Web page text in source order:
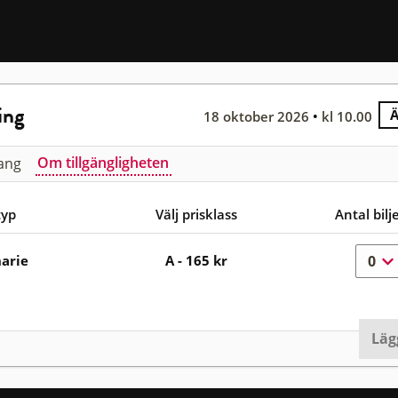
18 oktober 2026 kl 10.00
Om tillgängligheten
Välj prisklass Antal
Välj prisklass
A - 165 kr